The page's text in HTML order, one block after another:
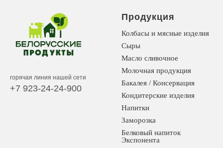
горячая линия нашей сети
+7 923-24-24-900
Продукция
Колбасы и мясные изделия
Сыры
Масло сливочное
Молочная продукция
Бакалея / Консервация
Кондитерские изделия
Напитки
Заморозка
Белковый напиток
Экспонента